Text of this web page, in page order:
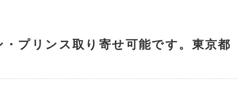
プリンス取り寄せ可能です。東京都